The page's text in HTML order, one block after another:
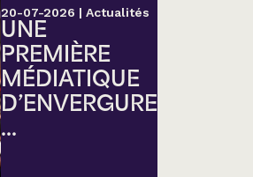
Humour
20-07-2026 | Actualités
UNE
PREMIÈRE
MÉDIATIQUE
D’ENVERGURE
...